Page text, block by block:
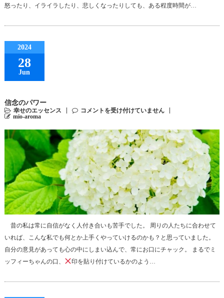
怒ったり、イライラしたり、悲しくなったりしても、ある程度時間が…
2024
28
Jun
信念のパワー
幸せのエッセンス
コメントを受け付けていません
mio-aroma
昔の私は常に自信がなく人付き合いも苦手でした。 周りの人たちに合わせて
いれば、こんな私でも何とか上手くやっていけるのかも？と思っていました。
自分の意見があっても心の中にしまい込んで、常にお口にチャック。 まるでミ
ッフィーちゃんの口、
印を貼り付けているかのよう…